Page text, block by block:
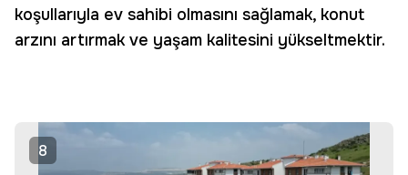
koşullarıyla ev sahibi olmasını sağlamak, konut
arzını artırmak ve yaşam kalitesini yükseltmektir.
8